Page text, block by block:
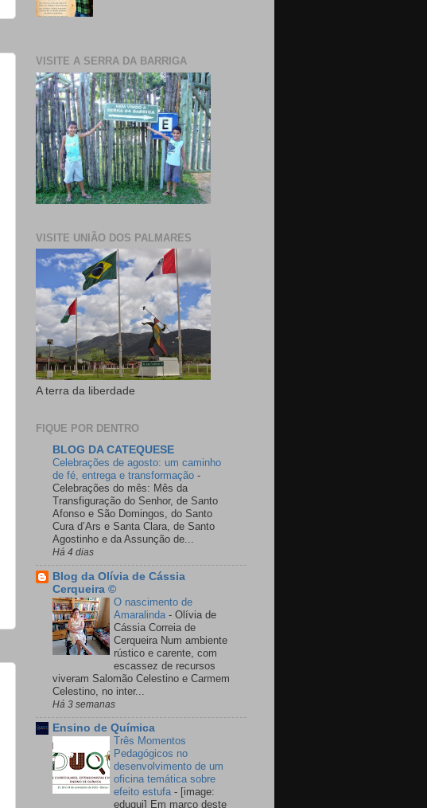
VISITE A SERRA DA BARRIGA
VISITE UNIÃO DOS PALMARES
A terra da liberdade
FIQUE POR DENTRO
BLOG DA CATEQUESE
Celebrações de agosto: um caminho
de fé, entrega e transformação -
Celebrações do mês: Mês da
Transfiguração do Senhor, de Santo
Afonso e São Domingos, do Santo
Cura d’Ars e Santa Clara, de Santo
Agostinho e da Assunção de...
Há 4 dias
Blog da Olívia de Cássia
Cerqueira ©
O nascimento de
Amaralinda - Olívia de
Cássia Correia de
Cerqueira Num ambiente
rústico e carente, com
escassez de recursos
viveram Salomão Celestino e Carmem
Celestino, no inter...
Há 3 semanas
Ensino de Química
Três Momentos
Pedagógicos no
desenvolvimento de um
oficina temática sobre
efeito estufa - [image:
eduqui] Em março deste